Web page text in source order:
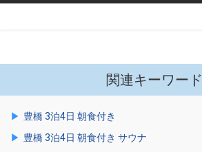
関連キーワード
豊橋 3泊4日 朝食付き
豊橋 3泊4日 朝食付き サウナ